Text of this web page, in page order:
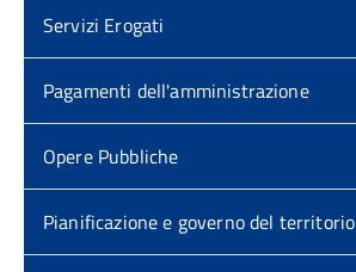
Servizi Erogati
Pagamenti dell'amministrazione
Opere Pubbliche
Pianificazione e governo del territorio